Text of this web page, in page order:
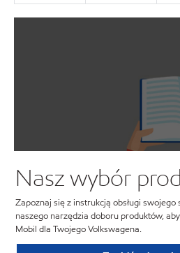
Nasz wybór
Zapoznaj się z instrukcją obsługi
naszego narzędzia doboru produktów,
Mobil dla Twojego Volkswagena.